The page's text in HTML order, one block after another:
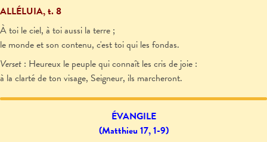
ALLÉLUIA, t. 8
À toi le ciel, à toi aussi la terre ;
le monde et son contenu, c'est toi qui les fondas.
Verset : Heureux le peuple qui connaît les cris de joie :
à la clarté de ton visage, Seigneur, ils marcheront.
ÉVANGILE
(Matthieu 17, 1-9)